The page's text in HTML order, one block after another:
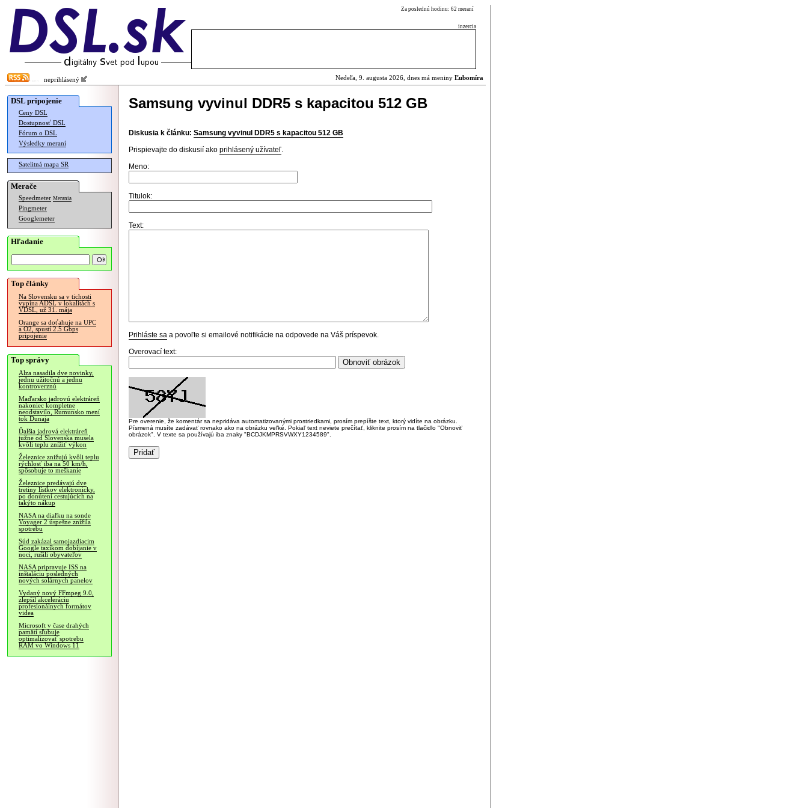
Za poslednú hodinu: 62 meraní
inzercia
neprihlásený Nedeľa, 9. augusta 2026, dnes má meniny Ľubomíra
DSL pripojenie
Ceny DSL
Dostupnosť DSL
Fórum o DSL
Výsledky meraní
Satelitná mapa SR
Merače
Speedmeter Merania
Pingmeter
Googlemeter
Hľadanie
Top články
Na Slovensku sa v tichosti
vypína ADSL v lokalitách s
VDSL, už 31. mája
Orange sa doťahuje na UPC
a O2, spustí 2.5 Gbps
pripojenie
Top správy
Alza nasadila dve novinky,
jednu užitočnú a jednu
kontroverznú
Maďarsko jadrovú elektráreň
nakoniec kompletne
neodstavilo, Rumunsko mení
tok Dunaja
Ďalšia jadrová elektráreň
južne od Slovenska musela
kvôli teplu znížiť výkon
Železnice znižujú kvôli teplu
rýchlosť iba na 50 km/h,
spôsobuje to meškanie
Železnice predávajú dve
tretiny lístkov elektronicky,
po donútení cestujúcich na
takýto nákup
NASA na diaľku na sonde
Voyager 2 úspešne znížila
spotrebu
Súd zakázal samojazdiacim
Google taxíkom dobíjanie v
noci, rušili obyvateľov
NASA pripravuje ISS na
inštaláciu posledných
nových solárnych panelov
Vydaný nový FFmpeg 9.0,
zlepšil akceleráciu
profesionálnych formátov
videa
Microsoft v čase drahých
pamätí sľubuje
optimalizovať spotrebu
RAM vo Windows 11
Samsung vyvinul DDR5 s kapacitou 512 GB
Diskusia k článku: Samsung vyvinul DDR5 s kapacitou 512 GB
Prispievajte do diskusií ako prihlásený užívateľ.
Meno:
Titulok:
Text:
Prihláste sa a povoľte si emailové notifikácie na odpovede na Váš príspevok.
Overovací text:
Pre overenie, že komentár sa nepridáva automatizovanými prostriedkami, prosím prepíšte text, ktorý vidíte na obrázku.
Písmená musíte zadávať rovnako ako na obrázku veľké. Pokiaľ text neviete prečítať, kliknite prosím na tlačidlo "Obnoviť
obrázok". V texte sa používajú iba znaky "BCDJKMPRSVWXY1234589".